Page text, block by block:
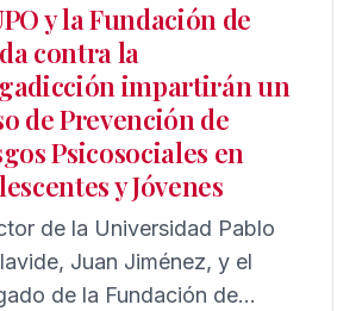
a las elecciones
años en los que los
están ávidos de inagurar
que les permitan salir en las
de los periódicos;
estas obras que
las empezaron otros, que
de los casos incluso
políticos de signo
y la Fundación de
contra la
impartirán un
de Prevención de
Psicosociales en
y Jóvenes
de la Universidad Pablo
Juan Jiménez, y el
de la Fundación de